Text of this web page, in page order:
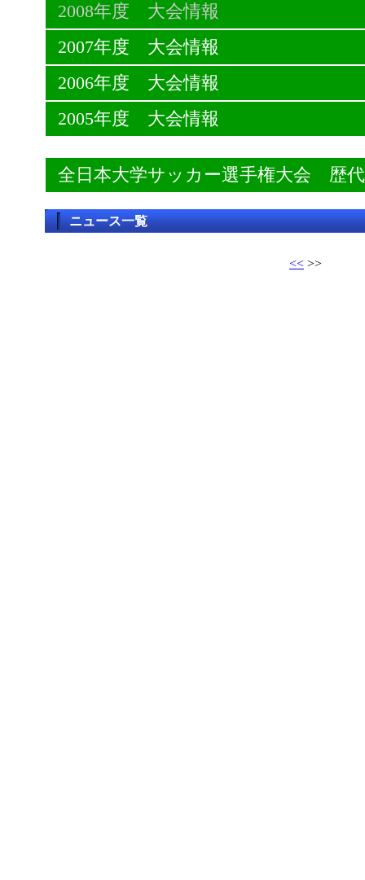
2008年度 大会情報
2007年度 大会情報
2006年度 大会情報
2005年度 大会情報
全日本大学サッカー選手権大会 歴
ニュース一覧
<< >>